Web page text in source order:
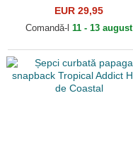
HFT de Coastal
EUR 29,95
Comandă-l 11 - 13 august